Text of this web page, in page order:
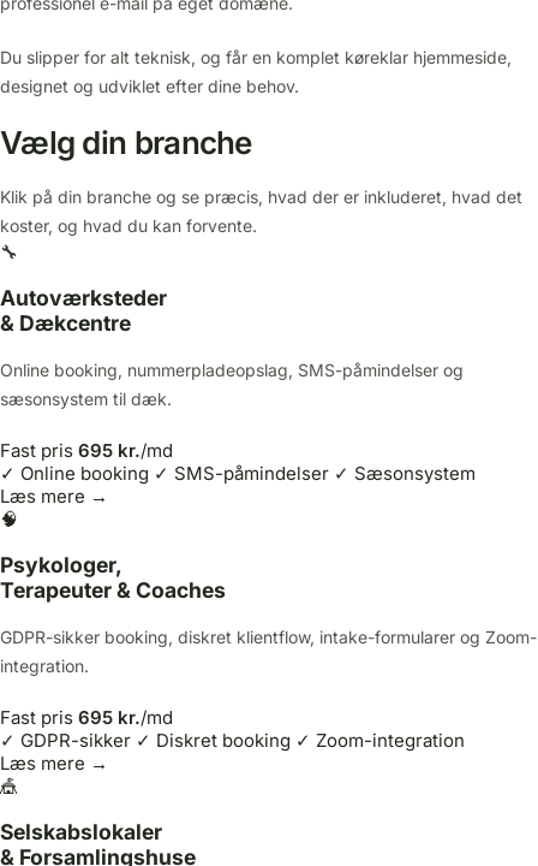
Du slipper for alt teknisk, og får en komplet køreklar hjemmeside,
designet og udviklet efter dine behov.
Vælg din branche
Klik på din branche og se præcis, hvad der er inkluderet, hvad det
koster, og hvad du kan forvente.
🔧
Autoværksteder
& Dækcentre
Online booking, nummerpladeopslag, SMS-påmindelser og
sæsonsystem til dæk.
Fast pris 695 kr./md
✓ Online booking ✓ SMS-påmindelser ✓ Sæsonsystem
Læs mere →
🧠
Psykologer,
Terapeuter & Coaches
GDPR-sikker booking, diskret klientflow, intake-formularer og Zoom-
integration.
Fast pris 695 kr./md
✓ GDPR-sikker ✓ Diskret booking ✓ Zoom-integration
Læs mere →
🎪
Selskabslokaler
& Forsamlingshuse